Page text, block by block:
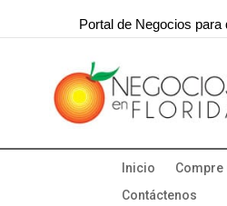
Portal de Negocios
Inicio Compre
Contáctenos